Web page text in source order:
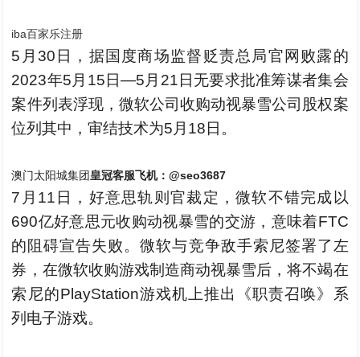
iba百家乐注册
5月30日，据国度商场监督贬责总局官网败露的
2023年5月15日—5月21日无要求批准筹谋者集会
案件列表浮现，微软公司收购动视暴雪公司股权案
位列其中，审结技术为5月18日。
澳门太阳城集团皇冠客服飞机：@seo3687
7月11日，好意思轨则官裁定，微软不错完成以
690亿好意思元收购动视暴雪的交游，意味着FTC
的阻碍宣告失败。微软与竞争敌手索尼签署了左
券，在微软收购游戏制造商动视暴雪后，将不竭在
索尼的PlayStation游戏机上推出《职责召唤》系
列电子游戏。